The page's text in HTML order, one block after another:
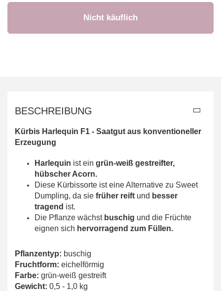
BESCHREIBUNG
Kürbis Harlequin F1 - Saatgut aus konventioneller
Erzeugung
Harlequin ist ein grün-weiß gestreifter,
hübscher Acorn.
Diese Kürbissorte ist eine Alternative zu Sweet
Dumpling, da sie früher reift und besser
tragend ist.
Die Pflanze wächst buschig und die Früchte
eignen sich hervorragend zum Füllen.
Pflanzentyp: buschig
Fruchtform: eichelförmig
Farbe: grün-weiß gestreift
Gewicht: 0,5 - 1,0 kg